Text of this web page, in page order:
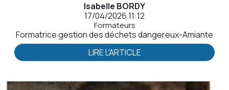
Isabelle BORDY
17/04/2026 11:12
Formateurs
Formatrice gestion des déchets dangereux-Amiante
LIRE L'ARTICLE